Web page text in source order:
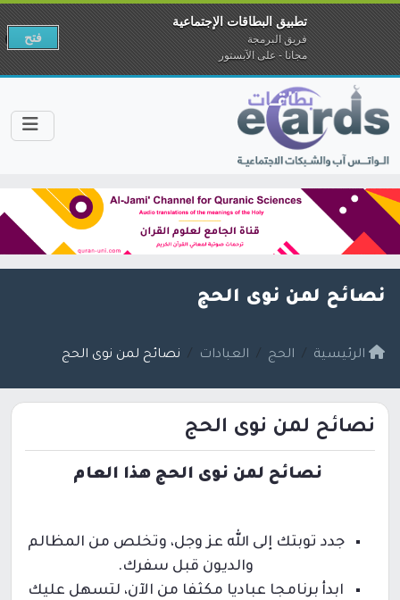
نصائح لمن نوى الحج
الرئيسية الحج العبادات نصائح لمن نوى الحج
نصائح لمن نوى الحج
نصائح لمن نوى الحج هذا العام
جدد توبتك إلى الله عز وجل، وتخلص من المظالم
والديون قبل سفرك.
ابدأ برنامجا عباديا مكثفا من الآن، لتسهل عليك
تطبيق البطاقات الإجتماعية
فريق البرمجة
مجانا - على الآبستور
فتح